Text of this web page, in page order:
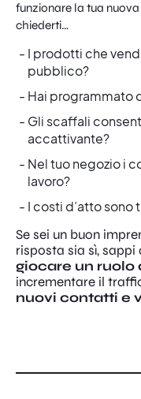
funzionare la tua
chiederti…
I prodotti che
pubblico?
Hai programmato
Gli scaffali
accattivante?
Nel tuo negozio i
lavoro?
I costi d’atto
Se sei un buon
risposta sia sì, sappi
giocare un ruolo
incrementare il
nuovi contatti e